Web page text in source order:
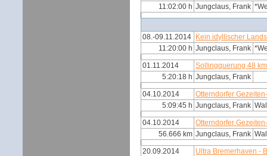
11:02:00 h Jungclaus, Frank
08.-09.11.2014 Kein idyllischer
11:20:00 h Jungclaus, Frank
01.11.2014
Sollingquerung 48
5:20:18 h Jungclaus, Frank
04.10.2014
Otterndorfer
5:09:45 h Jungclaus, Frank
04.10.2014
Otterndorfer
56.666 km Jungclaus, Frank
20.09.2014
Ultra Bremerhaven -